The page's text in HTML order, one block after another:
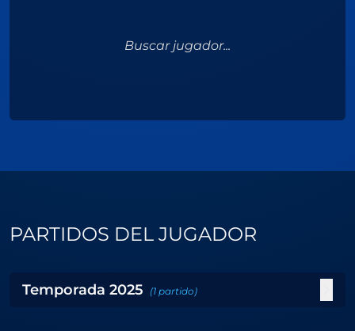
Buscar jugador...
PARTIDOS DEL JUGADOR
Temporada 2025 (1 partido)